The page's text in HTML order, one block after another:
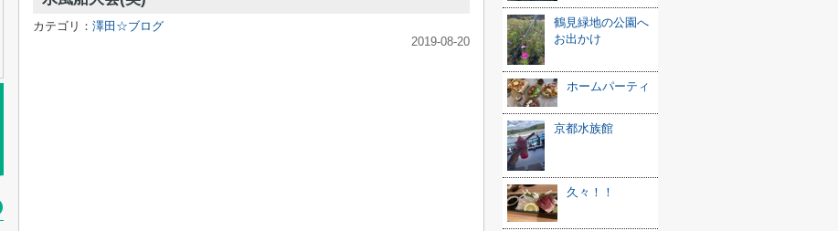
カテゴリ： 澤田☆ブログ
2019-08-20
鶴見緑地の公園へ
お出かけ
ホームパーティ
京都水族館
久々！！